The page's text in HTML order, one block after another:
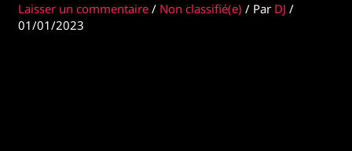
Laisser un commentaire / Non classifié(e) / Par DJ/
01/01/2023